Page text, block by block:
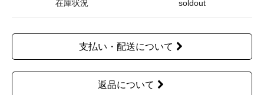
在庫状況 soldout
支払い・配送について
返品について